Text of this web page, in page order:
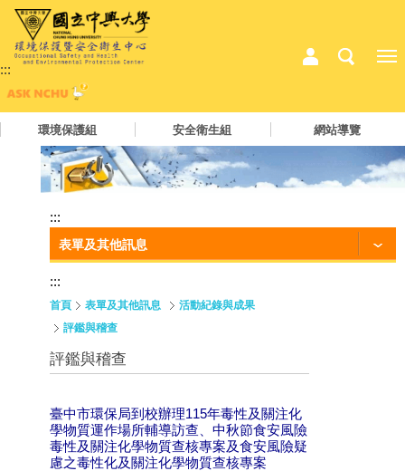
:::
環境保護組 安全衛生組 網站導覽
:::
表單及其他訊息
:::
首頁 表單及其他訊息
活動紀錄與成果
評鑑與稽查
評鑑與稽查
臺中市環保局到校辦理115年毒性及關注化
學物質運作場所輔導訪查、中秋節食安風險
毒性及關注化學物質查核專案及食安風險疑
慮之毒性化及關注化學物質查核專案